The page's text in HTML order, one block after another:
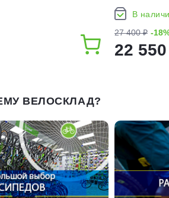
В
27 400 ₽ -
22
ВЕЛОСКЛАД?